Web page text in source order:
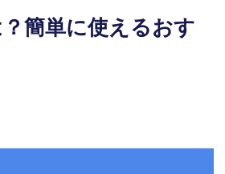
簡単に使えるおす